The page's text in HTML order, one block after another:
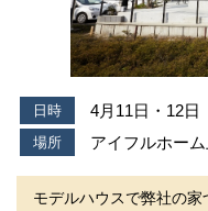
日時 4月11日・12
場所 アイフルホー
モデルハウスで弊社の